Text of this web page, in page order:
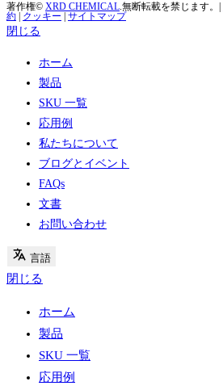
著作権© XRD CHEMICAL.無断転載を禁じます。|
約
クッキー サイトマップ
閉じる
ホーム
製品
SKU 一覧
応用例
私たちについて
ブログとイベント
FAQs
文書
お問い合わせ
言語
閉じる
ホーム
製品
SKU 一覧
応用例